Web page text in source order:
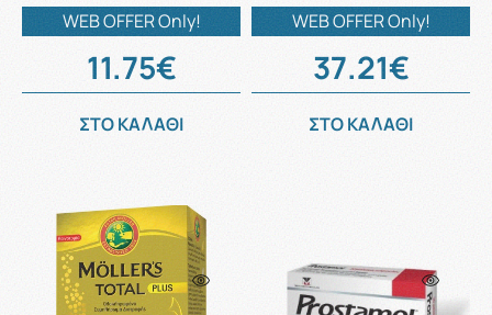
WEB OFFER Only!
11.75€
ΣΤΟ ΚΑΛΑΘΙ
WEB OFFER Only!
37.21€
ΣΤΟ ΚΑΛΑΘΙ